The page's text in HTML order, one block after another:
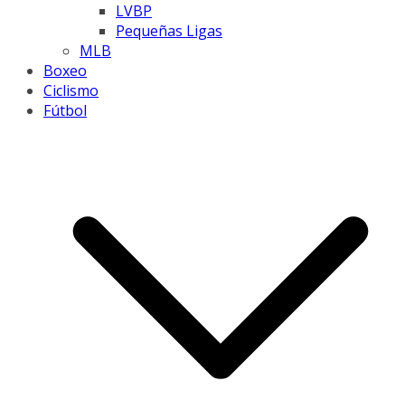
LVBP
Pequeñas Ligas
MLB
Boxeo
Ciclismo
Fútbol